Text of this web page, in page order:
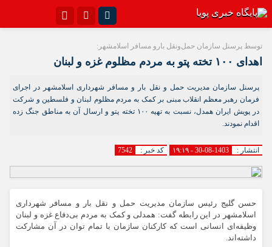
سروش ایتا
آپارات اپلیکیشن
توسط پرسنل سازمان حمل‌ونقل بارو مسافر اسلامشهر:
اهدای ۱۰۰ تخته پتو به مردم مظلوم غزه و لبنان
پرسنل سازمان مدیریت حمل و نقل بار و مسافر شهرداری اسلامشهر در اجرای
فرمان رهبر معظم انقلاب مبنی بر کمک به مردم مظلوم لبنان و فلسطین و شرکت
در پویش ایران همدل، نسبت به تهیه ۱۰۰ تخته پتو و ارسال آن به مناطق جنگ زده
اقدام نمودند.
انتشار : 1403-08-30 - ۱۹:۱۹ کد خبر : 7542
حسن گلیج رئیس سازمان مدیریت حمل و نقل بار و مسافر شهرداری
اسلامشهر در این رابطه گفت: همدلی و کمک به مردم بی‌دفاع غزه و لبنان
وظیفه‌ای انسانی است که کارکنان سازمان با تمام توان در آن مشارکت
داشته‌اند.